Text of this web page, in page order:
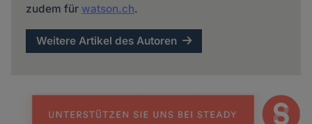
zudem für watson.ch.
Weitere Artikel des Autoren